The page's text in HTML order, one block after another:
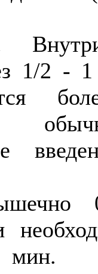
1/2 - 1
Для
мин.